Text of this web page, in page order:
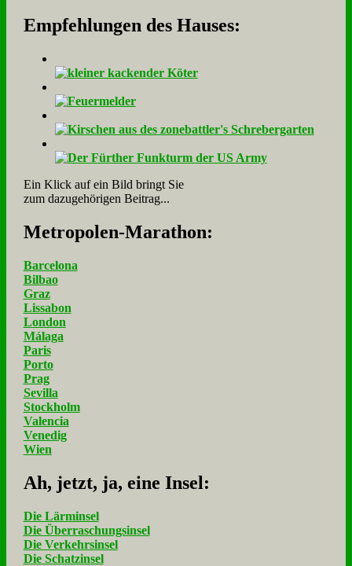
Empfehlungen des Hauses:
Ein Klick auf ein Bild bringt Sie
zum dazugehörigen Beitrag...
Me­tro­po­len-Ma­ra­thon:
Barcelona
Bilbao
Graz
Lissabon
London
Málaga
Paris
Porto
Prag
Sevilla
Stockholm
Valencia
Venedig
Wien
Ah, jetzt, ja, ei­ne In­sel:
Die Lärminsel
Die Überraschungsinsel
Die Verkehrsinsel
Die Schatzinsel